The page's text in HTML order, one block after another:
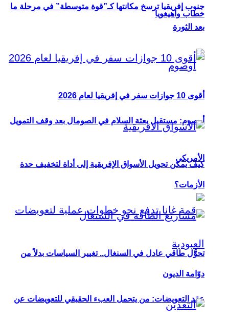
خطاب واهيغويا
أوصوم: مستقبل بعثة السلام في الصومال بعد وقف التمويل
الأمريكي
عقد التعويضات: من يتحمل العبء الحقيقي للتعويضات عن
جنوب إفريقيا ترسخ مكانتها كـ”قوة متوسطة” في مرحلة ما
بعد الثورة
أقوى 10 جوازات سفر في إفريقيا لعام 2026
كيف يمكن تحويل الأسواق الإفريقية إلى أداة لتخفيف حدة
الأزمات؟
تحوُّل طاقي عادل في السنغال.. تغيير السياسات بدلاً من
دوّامة الديون